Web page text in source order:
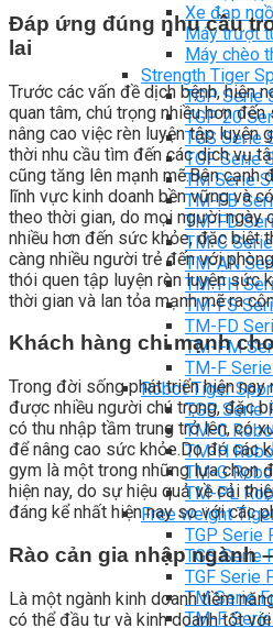
Xe đạp
Máy trượt
Máy chèo
Strength Tiger
TGP Serie
TGP 20
TGS Serie
TGF Serie
TM Serie
TM-FB
TM-FD
TM-C
TM-AN
TM-FH
TM-FS
TM-FD
TM-FM
TM-F
Robot Tiger
TGP Serie
TM-C
TM-H
TM-G
TM-PL
Free weight
TGP Serie
TGS Serie
TGF Serie
TM Serie
TM-F
Đáp ứng đúng nhu cầu
lai
Trước các vấn đề dịch bệnh, hiện
quan tâm, chú trọng nhiều hơn
nâng cao việc rèn luyện tập luyện
thời nhu cầu tìm đến các dịch vụ
cũng tăng lên mạnh mẽ.Bên cạnh
lĩnh vực kinh doanh bền vững và
theo thời gian, do mọi người ngày
nhiều hơn đến sức khỏe, đặc biệt
càng nhiều người trẻ đến với
thói quen tập luyện rèn luyện sức
thời gian và lan tỏa mạnh mẽ ra
Khách hàng chi mạnh
Trong đời sống phát triển hiện nay
được nhiều người chú trọng, đặc
có thu nhập tầm trung trở lên, có
để nâng cao sức khỏe.Do đó các
gym là một trong những lựa chọn
hiện nay, do sự hiệu quả về cải
đáng kể nhất hiện nay so với các
Rào cản gia nhập ngành
Là một ngành kinh doanh tiềm
có thể đầu tư và kinh doanh tốt